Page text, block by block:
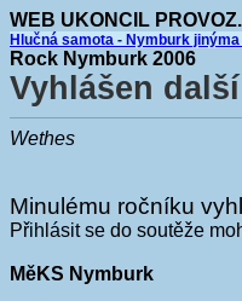
WEB UKONCIL
Hlučná samota - Nymburk
Rock Nymburk 2006
Vyhlášen
Wethes
Minulému ročníku
Přihlásit se do soutěže
MěKS Nymburk